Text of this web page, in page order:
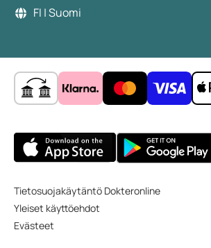
FI | Suomi
Tietosuojakäytäntö Dokteronline
Yleiset käyttöehdot
Evästeet